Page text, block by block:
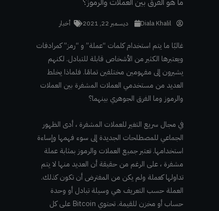
Diala Khalil ديسمبر 22, 2021 أخبار
غالبًا ما يتم استخدام كلمات “عملة” و “رمز” كمرادفات
ويعتبرها الكثير من الأشخاص قابلة للتبادل. لكنهم
يشيرون إلى مفهومين مختلفين تمامًا. فلماذا يخلط
العديد من مستخدمي العملات المشفرة بين العملات
والرموز وما الفرق الجوهري بينهما؟
في مجال سريع التغير للعملات المشفرة ، أدى الظهور
الجماعي للمصطلحات الجديدة إلى سوء فهمها وإساءة
استخدامها. تعتبر جميع العملات والرموز بمثابة عملة
مشفرة ، على الرغم من حقيقة أن العديد منها لا يتم
تداولها كعملة ولم يكن من المفترض أن تكون كذلك.
العملة حسب التعريف هي وسيلة تبادل أو وحدة
حساب أو مخزن للقيمة. تحتوي Bitcoin على كل